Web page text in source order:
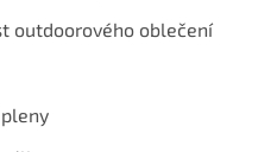
outdoorového oblečení